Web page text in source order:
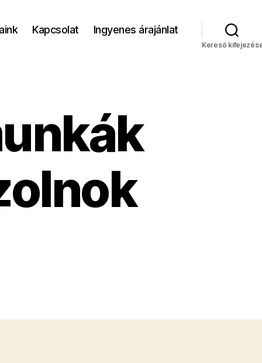
Kapcsolat Ingyenes árajánlat
Kereső